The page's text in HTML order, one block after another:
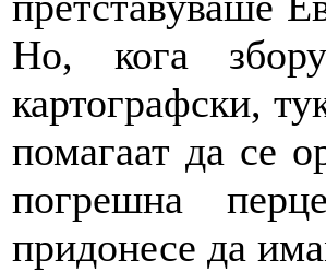
Но, кога
картографски,
помагаат да се
погрешна
придонесе да